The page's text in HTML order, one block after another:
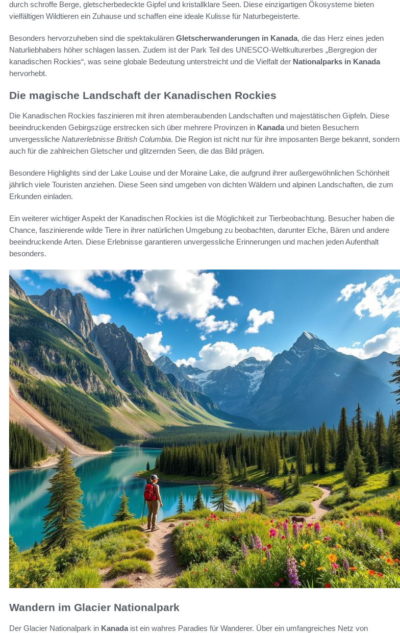
durch schroffe Berge, gletscherbedeckte Gipfel und kristallklare Seen. Diese einzigartigen Ökosysteme bieten
vielfältigen Wildtieren ein Zuhause und schaffen eine ideale Kulisse für Naturbegeisterte.
Besonders hervorzuheben sind die spektakulären Gletscherwanderungen in Kanada, die das Herz eines jeden
Naturliebhabers höher schlagen lassen. Zudem ist der Park Teil des UNESCO-Weltkulturerbes „Bergregion der
kanadischen Rockies“, was seine globale Bedeutung unterstreicht und die Vielfalt der Nationalparks in Kanada
hervorhebt.
Die magische Landschaft der Kanadischen Rockies
Die Kanadischen Rockies faszinieren mit ihren atemberaubenden Landschaften und majestätischen Gipfeln. Diese
beeindruckenden Gebirgszüge erstrecken sich über mehrere Provinzen in Kanadaund bieten Besuchern
unvergessliche Naturerlebnisse British Columbia. Die Region ist nicht nur für ihre imposanten Berge bekannt, sondern
auch für die zahlreichen Gletscher und glitzernden Seen, die das Bild prägen.
Besondere Highlights sind der Lake Louise und der Moraine Lake, die aufgrund ihrer außergewöhnlichen Schönheit
jährlich viele Touristen anziehen. Diese Seen sind umgeben von dichten Wäldern und alpinen Landschaften, die zum
Erkunden einladen.
Ein weiterer wichtiger Aspekt der Kanadischen Rockies ist die Möglichkeit zur Tierbeobachtung. Besucher haben die
Chance, faszinierende wilde Tiere in ihrer natürlichen Umgebung zu beobachten, darunter Elche, Bären und andere
beeindruckende Arten. Diese Erlebnisse garantieren unvergessliche Erinnerungen und machen jeden Aufenthalt
besonders.
Wandern im Glacier Nationalpark
Der Glacier Nationalpark in Kanadaist ein wahres Paradies für Wanderer. Über ein umfangreiches Netz von